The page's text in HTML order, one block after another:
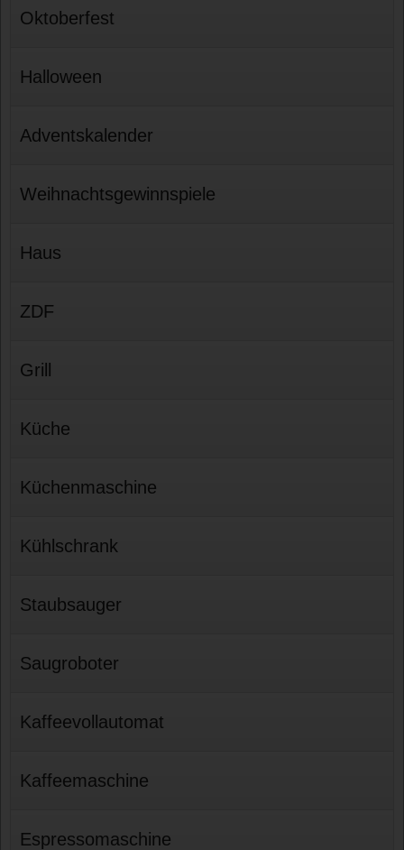
Oktoberfest
Halloween
Adventskalender
Weihnachtsgewinnspiele
Haus
ZDF
Grill
Küche
Küchenmaschine
Kühlschrank
Staubsauger
Saugroboter
Kaffeevollautomat
Kaffeemaschine
Espressomaschine